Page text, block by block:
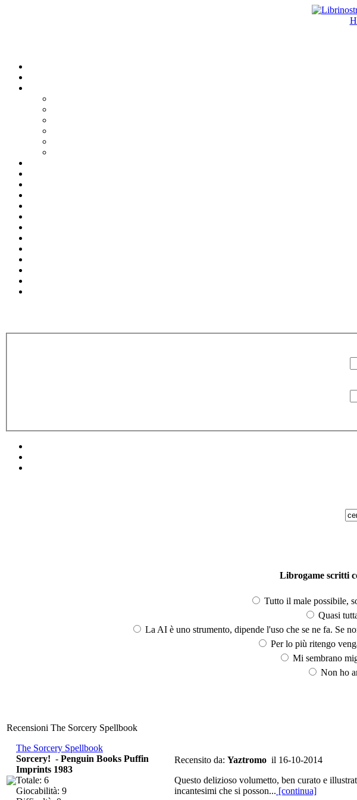
Librogame scritti
Tutto il male possibile,
Quasi
La AI è uno strumento, dipende l'uso che se ne fa. Se
Per lo più ritengo
Mi sembrano
Non ho
Recensioni The Sorcery Spellbook
The Sorcery Spellbook
Recensito da: Yaztromo il 16-10-2014
Questo delizioso volumetto, ben curato e
incantesimi che si posson... [continua]
Sorcery! - Penguin Books Puffin
Imprints 1983
Totale: 6
Giocabilità: 9